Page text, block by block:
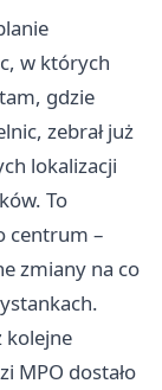
w których
gdzie
zebrał już
lokalizacji
To
centrum –
zmiany na co
kolejne
MPO dostało